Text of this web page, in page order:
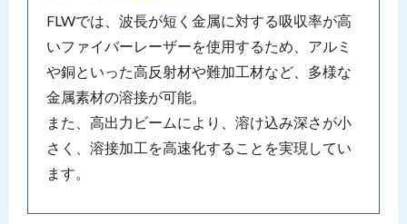
FLWでは、波長が短く金属に対する吸収率が高
いファイバーレーザーを使用するため、アルミ
や銅といった高反射材や難加工材など、多様な
金属素材の溶接が可能。
また、高出力ビームにより、溶け込み深さが小
さく、溶接加工を高速化することを実現してい
ます。